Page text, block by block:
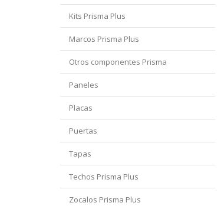
Kits Prisma Plus
Marcos Prisma Plus
Otros componentes Prisma
Paneles
Placas
Puertas
Tapas
Techos Prisma Plus
Zocalos Prisma Plus